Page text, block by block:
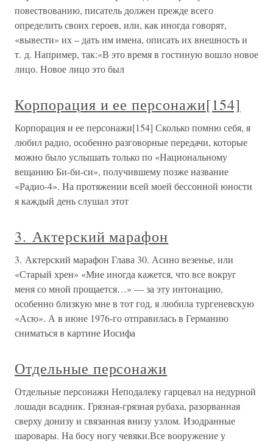
повествованию, писатель должен прежде всего
определить своих героев, или, как иногда говорят,
«вывести» их – дать им имена, описать их внешность и
т. д. Например, так:«В это время в гостиную вошло новое
лицо. Новое лицо это был
Корпорация и ее персонажи[154]
Корпорация и ее персонажи[154] Сколько помню себя, я
любил радио, особенно разговорные передачи, которые
можно было услышать только по «Национальному
вещанию Би-би-си», получившему позже название
«Радио-4». На протяжении всей моей бессонной юности
я каждый день слушал этот
3. Актерский марафон
3. Актерский марафон Глава 30. Асино везенье, или
«Старый хрен» «Мне иногда кажется, что все вокруг
меня со мной прощается…» — за эту интонацию,
особенно близкую мне в тот год, я любила тургеневскую
«Асю». А в июне 1976-го отправилась в Германию
сниматься в картине Иосифа
Отдельные персонажи
Отдельные персонажи Неподалеку гарцевал на недурной
лошади всадник. Грязная-грязная рубаха, разорванная
сверху донизу и связанная внизу узлом. Изодранные
шаровары. На босу ногу чевяки.Все вооружение у